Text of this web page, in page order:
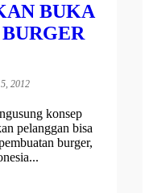
BUKA
2012
konsep
pelanggan bisa
burger,